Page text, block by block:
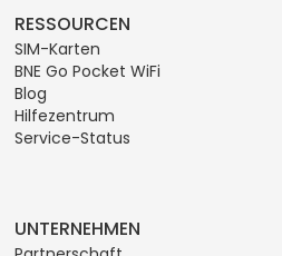
RESSOURCEN
SIM-Karten
BNE Go Pocket WiFi
Blog
Hilfezentrum
Service-Status
UNTERNEHMEN